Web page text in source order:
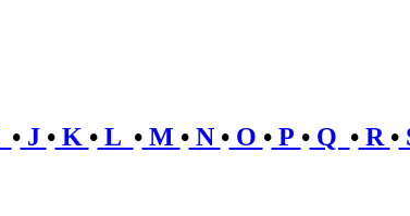
•J •K •L •M •N •O •P •Q •R •